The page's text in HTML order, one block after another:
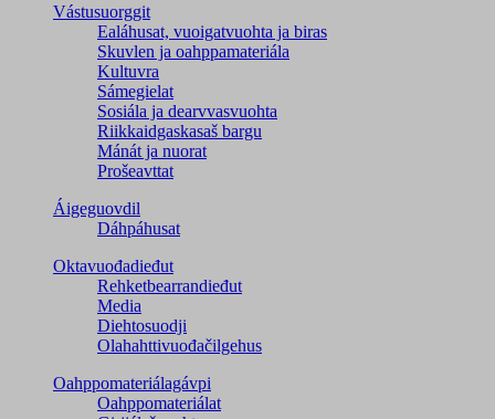
Vástusuorggit
Ealáhusat, vuoigatvuohta ja biras
Skuvlen ja oahppamateriála
Kultuvra
Sámegielat
Sosiála ja dearvvasvuohta
Riikkaidgaskasaš bargu
Mánát ja nuorat
Prošeavttat
Áigeguovdil
Dáhpáhusat
Oktavuođadieđut
Rehketbearrandieđut
Media
Diehtosuodji
Olahahttivuođačilgehus
Oahppomateriálagávpi
Oahppomateriálat